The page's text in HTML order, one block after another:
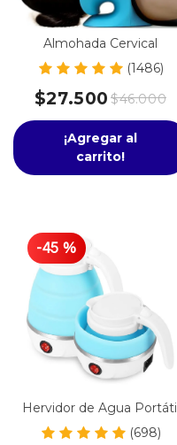
Almohada Cervical
(1486)
$27.500 $46.000
¡Agregar al
carrito!
-45 %
Hervidor de Agua Portátil
(698)